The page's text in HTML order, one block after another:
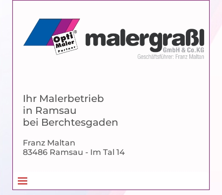
Ihr Malerbetrieb
in Ramsau
bei Berchtesgaden
Franz Maltan
83486 Ramsau - Im Tal 14